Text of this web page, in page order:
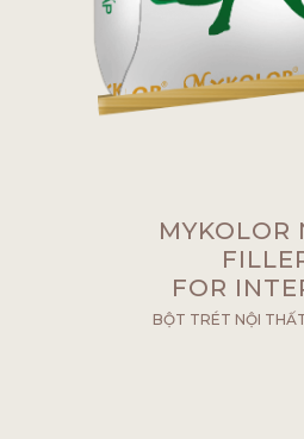
MYKOLOR
FOR
BỘT TRÉT NỘI